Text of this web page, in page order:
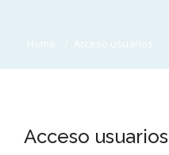
Home Acceso usuarios
Acceso usuarios